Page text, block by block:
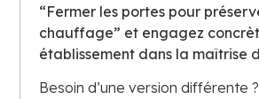
“Fermer les portes pour
chauffage” et engagez
établissement dans la maîtrise
Besoin d’une version différente ?